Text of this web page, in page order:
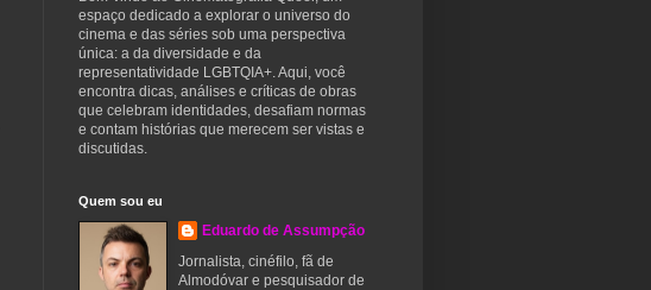
espaço dedicado a explorar o universo do
cinema e das séries sob uma perspectiva
única: a da diversidade e da
representatividade LGBTQIA+. Aqui, você
encontra dicas, análises e críticas de obras
que celebram identidades, desafiam normas
e contam histórias que merecem ser vistas e
discutidas.
Quem sou eu
Eduardo de Assumpção
Jornalista, cinéfilo, fã de
Almodóvar e pesquisador de